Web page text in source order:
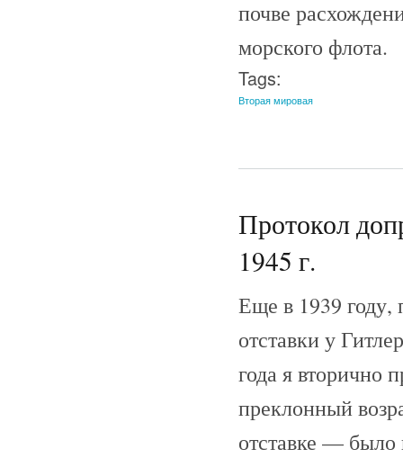
почве
морского флота.
Tags:
Вторая мировая
Протокол
1945 г.
Еще в 1939 году,
отставки у
года я вторично
преклонный
отставке — было